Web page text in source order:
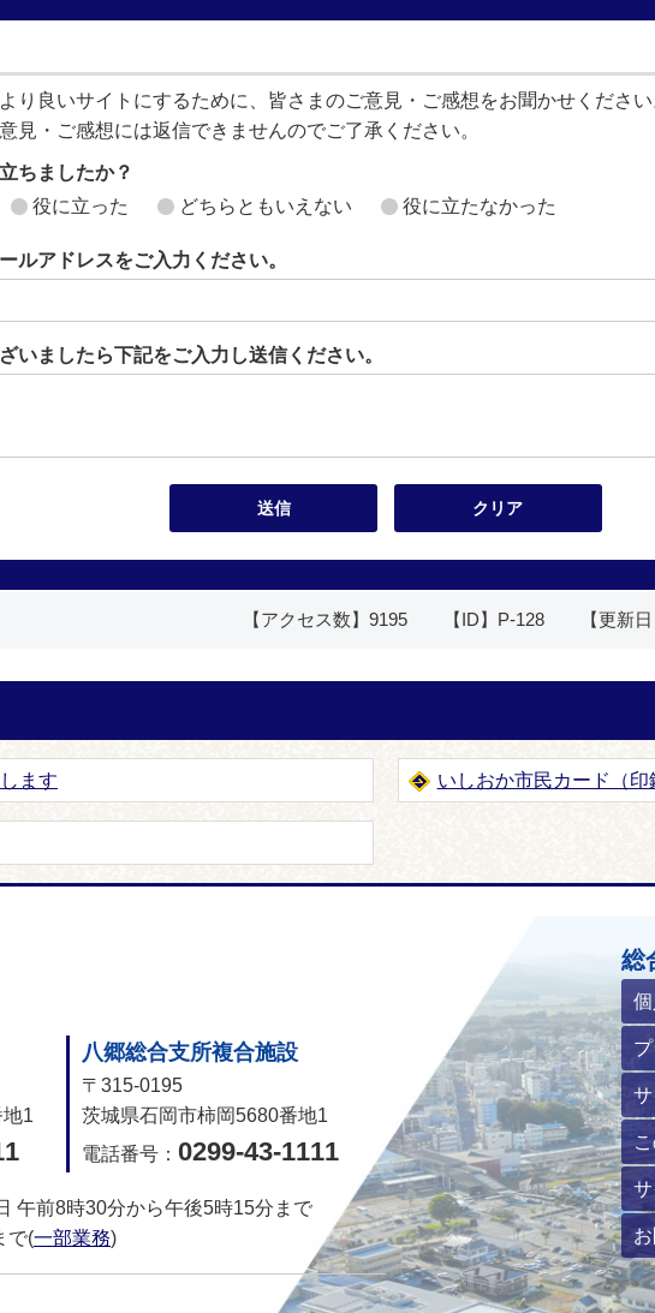
り良いサイトにするために、皆さまのご意見・ご感想をお聞かせくださ
見・ご感想には返信できませんのでご了承ください。
ちましたか？
役に立った どちらともいえない 役に立たなかった
ルアドレスをご入力ください。
いましたら下記をご入力し送信ください。
【アクセス数】 9195 【ID】 P-128 【更新
ます いしおか市民カード（印
1
八郷総合支所複合施設
〒315-0195
茨城県石岡市柿岡5680番地1
電話番号： 0299-43-1111
午前8時30分から午後5時15分まで
で(一部業務)
総